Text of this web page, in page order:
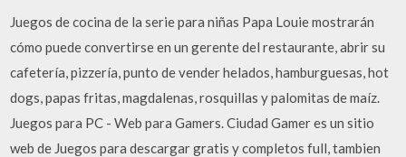
Juegos de cocina de la serie para niñas Papa Louie mostrarán
cómo puede convertirse en un gerente del restaurante, abrir su
cafetería, pizzería, punto de vender helados, hamburguesas, hot
dogs, papas fritas, magdalenas, rosquillas y palomitas de maíz.
Juegos para PC - Web para Gamers. Ciudad Gamer es un sitio
web de Juegos para descargar gratis y completos full, tambien